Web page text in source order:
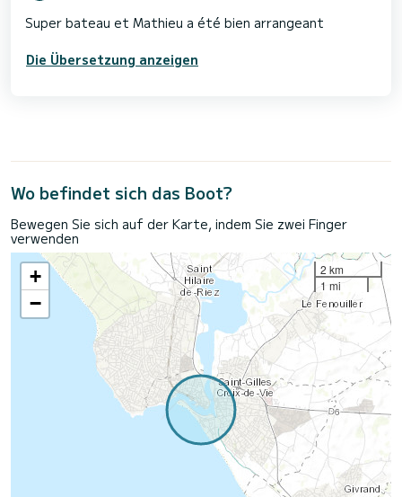
Super bateau et Mathieu a été bien arrangeant
Die Übersetzung anzeigen
Wo befindet sich das Boot?
Bewegen Sie sich auf der Karte, indem Sie zwei Finger
verwenden
+
−
2 km
1 mi